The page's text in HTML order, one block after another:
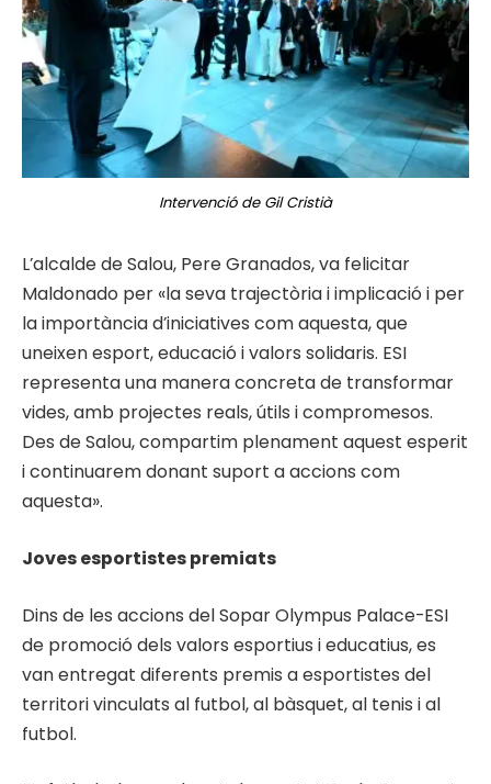
Intervenció de Gil Cristià
L’alcalde de Salou, Pere Granados, va felicitar
Maldonado per «la seva trajectòria i implicació i per
la importància d’iniciatives com aquesta, que
uneixen esport, educació i valors solidaris. ESI
representa una manera concreta de transformar
vides, amb projectes reals, útils i compromesos.
Des de Salou, compartim plenament aquest esperit
i continuarem donant suport a accions com
aquesta».
Joves esportistes premiats
Dins de les accions del Sopar Olympus Palace-ESI
de promoció dels valors esportius i educatius, es
van entregat diferents premis a esportistes del
territori vinculats al futbol, al bàsquet, al tenis i al
futbol.